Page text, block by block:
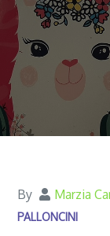
By Marzia
PALLONCINI